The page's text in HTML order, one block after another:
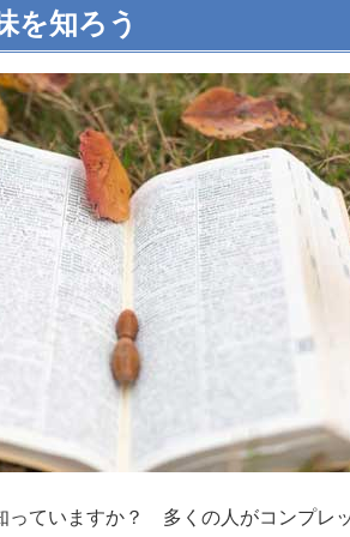
を知ろう
っていますか？ 多くの人がコンプレ